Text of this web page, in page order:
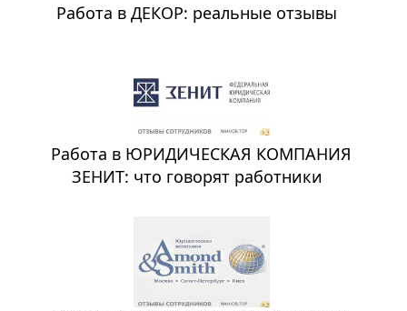
Работа в ДЕКОР: реальные отзывы
Работа в ЮРИДИЧЕСКАЯ КОМПАНИЯ
ЗЕНИТ: что говорят работники